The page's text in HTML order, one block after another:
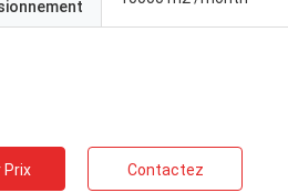
Prix Contactez